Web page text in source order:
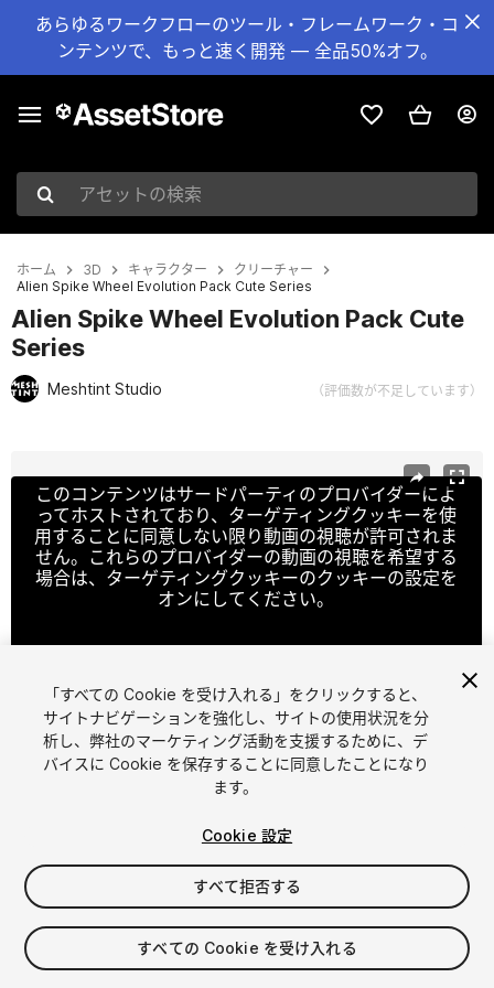
あらゆるワークフローのツール・フレームワーク・コ
ンテンツで、もっと速く開発 — 全品50%オフ。
アセットの検索
ホーム 3D キャラクター
クリーチャー
Alien Spike Wheel Evolution Pack Cute Series
Alien Spike Wheel Evolution Pack Cute
Series
Meshtint Studio （評価数が不足しています）
このコンテンツはサードパーティのプロバイダーによ
ってホストされており、ターゲティングクッキーを使
用することに同意しない限り動画の視聴が許可されま
せん。これらのプロバイダーの動画の視聴を希望する
場合は、ターゲティングクッキーのクッキーの設定を
オンにしてください。
クッキーの設定
1/5
$26.90
消費税は決済時に計算されます
「すべての Cookie を受け入れる」をクリックすると、
サイトナビゲーションを強化し、サイトの使用状況を分
析し、弊社のマーケティング活動を支援するために、デ
バイスに Cookie を保存することに同意したことになり
ます。
Cookie 設定
すべて拒否する
すべての Cookie を受け入れる